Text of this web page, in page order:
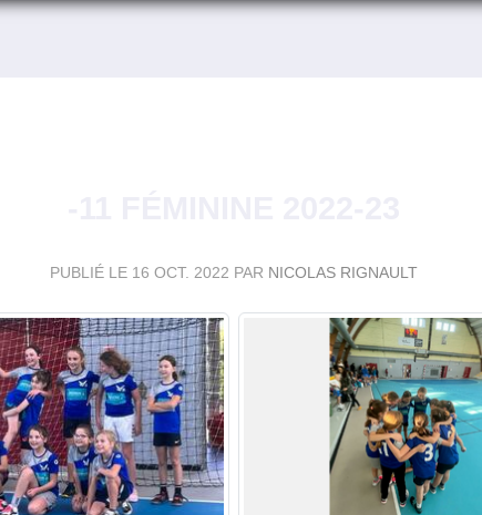
PUBLIÉ LE 16 OCT. 2022 PAR NICOLAS RIGNAULT